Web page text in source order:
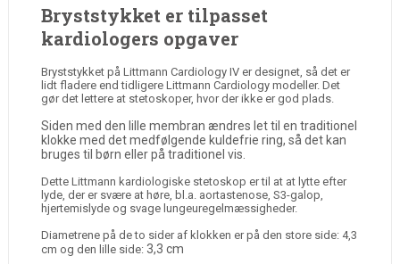
Bryststykket er tilpasset
kardiologers opgaver
Bryststykket på Littmann Cardiology IV er designet, så det er
lidt fladere end tidligere Littmann Cardiology modeller. Det
gør det lettere at stetoskoper, hvor der ikke er god plads.
Siden med den lille membran ændres let til en traditionel
klokke med det medfølgende kuldefrie ring, så det kan
bruges til børn eller på traditionel vis.
Dette Littmann kardiologiske stetoskop er til at at lytte efter
lyde, der er svære at høre, bl.a. aortastenose, S3-galop,
hjertemislyde og svage lungeuregelmæssigheder.
Diametrene på de to sider af klokken er på den store side: 4,3
cm og den lille side: 3,3 cm